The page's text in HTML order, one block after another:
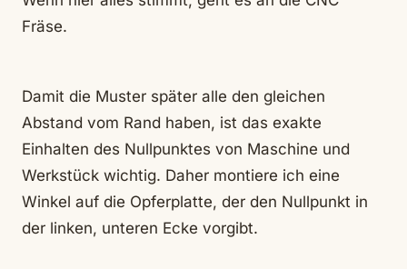
Fräse.
Damit die Muster später alle den gleichen
Abstand vom Rand haben, ist das exakte
Einhalten des Nullpunktes von Maschine und
Werkstück wichtig. Daher montiere ich eine
Winkel auf die Opferplatte, der den Nullpunkt in
der linken, unteren Ecke vorgibt.